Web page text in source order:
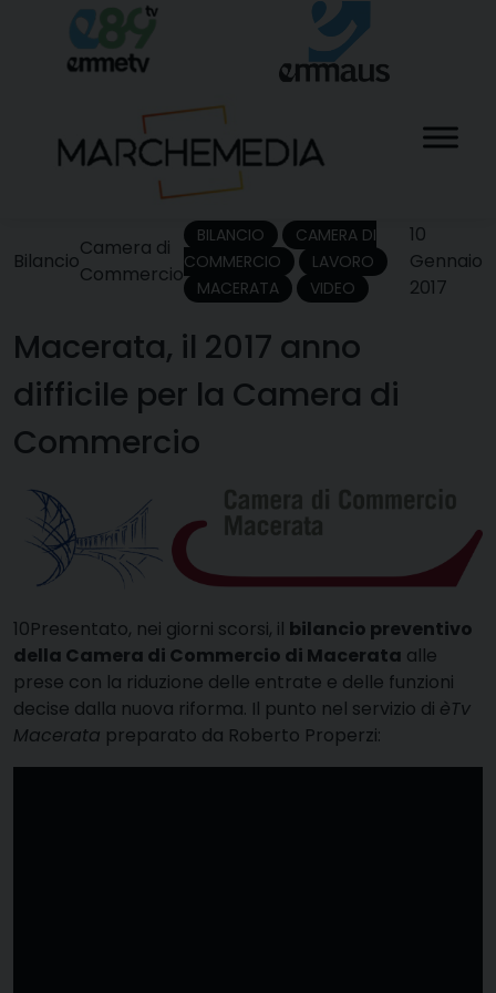
content
Bilancio
Camera di
Commercio
BILANCIO
CAMERA DI
COMMERCIO
LAVORO
MACERATA
VIDEO
10
Gennaio
2017
Macerata, il 2017 anno
difficile per la Camera di
Commercio
10Presentato, nei giorni scorsi, il bilancio preventivo
della Camera di Commercio di Macerata alle
prese con la riduzione delle entrate e delle funzioni
decise dalla nuova riforma. Il punto nel servizio di èTv
Macerata preparato da Roberto Properzi: